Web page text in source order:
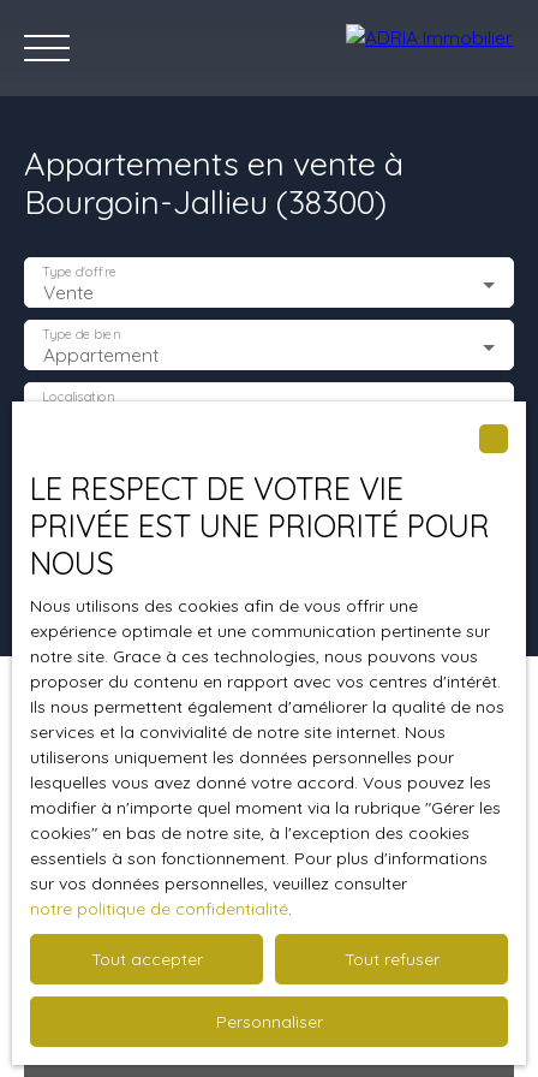
Accueil Acheter
Appartements en vente à
Bourgoin-Jallieu (38300)
Vente
Type d'offre
Appartement
Type de bien
Localisation
Surface min (m²)
Rechercher
Pertinence
Trier par Créer une alerte
260 473€
LE RESPECT DE VOTRE VIE
PRIVÉE EST UNE PRIORITÉ POUR
NOUS
Nous utilisons des cookies afin de vous offrir une
expérience optimale et une communication pertinente sur
notre site. Grace à ces technologies, nous pouvons vous
proposer du contenu en rapport avec vos centres d'intérêt.
Ils nous permettent également d'améliorer la qualité de nos
services et la convivialité de notre site internet. Nous
utiliserons uniquement les données personnelles pour
lesquelles vous avez donné votre accord. Vous pouvez les
modifier à n'importe quel moment via la rubrique ″Gérer les
cookies″ en bas de notre site, à l'exception des cookies
essentiels à son fonctionnement. Pour plus d'informations
sur vos données personnelles, veuillez consulter
notre politique de confidentialité.
Tout accepter Tout refuser
Personnaliser